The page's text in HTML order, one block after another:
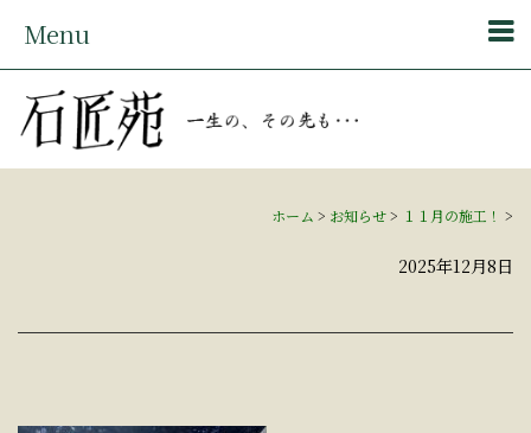
Menu
ホーム > お知らせ> １１月の施工！ >
2025年12月8日